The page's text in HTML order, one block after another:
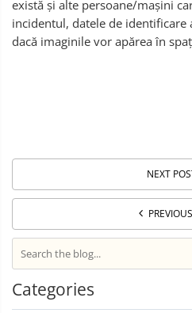
există și alte persoane/mașini
incidentul, datele de identificare
dacă imaginile vor apărea în
NEXT
Categories